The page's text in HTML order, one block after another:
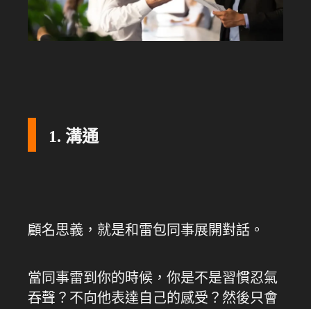
1. 溝通
顧名思義，就是和雷包同事展開對話。
當同事雷到你的時候，你是不是習慣忍氣
吞聲？不向他表達自己的感受？然後只會